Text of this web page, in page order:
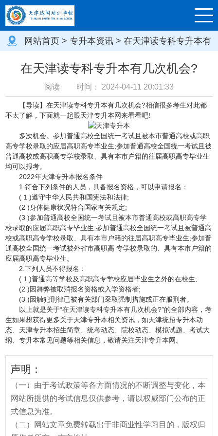
网站首页 > 专升本资讯 > 在天津读专科专升本有
几次机会?
在天津读专科专升本有几次机会?
阅读 时间： 2024-04-11 20:01:33
【导读】在天津读专科专升本有几次机会?相信很多考生对此都
不太了解，下面就一起跟天津专升本网来看看吧!
多次机会。参加普通高校全国统一考试且被本市普通高校或高职
高专学校录取的应届高职高专毕业生;参加普通高校全国统一考试且被
普通高校或高职高专学校录取、具有本市户籍的往届高职高专毕业生
均可以报考。
2022年天津专升本报名条件
1.符合下列条件的人员，具备报名资格，可以申请报名：
( 1 )遵守中华人民共和国宪法和法律;
(2 )身体健康状况符合国家有关规定;
(3 )参加普通高校全国统一考试且被本市普通高校或高职高专学
校录取的应届高职高专毕业生;参加普通高校全国统一考试且被普通高
校或高职高专学校录取、具有本市户籍的往届高职高专毕业生;参加普
通高校全国统一考试被外省市高职高 专学校录取的、具有本市户籍的
应届高职高专毕业生。
2.下列人员不得报名：
( 1 )普通高等学校及高职高专学校应届毕业生之外的在校生;
(2 )因舞弊被取消报名资格或入学资格者;
(3 )因触犯刑律已被有关部门采取强制措施或正在服刑者。
以上就是关于“在天津读专科专升本有几次机会?”的全部内容，考
生如果想获得更多关于天津专升本相关资讯，如天津统招专升本动
态、天津专升本招生简章、统考动态、院校动态、模拟试题、考试大
纲、专升本常见问题等相关信息，敬请关注天津专升本网。
声明：
（一）由于考试政策等各方面情况的不断调整与变化，本
网站所提供的考试信息仅供参考，请以权威部门公布的正
式信息为准。
（二）网站文章免费转载出于非商业性学习目的，版权归